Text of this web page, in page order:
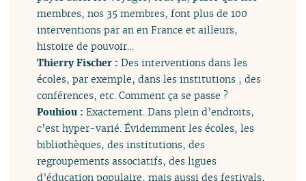
membres, nos 35 membres, font plus de 100
interventions par an en France et ailleurs,
histoire de pouvoir…
Thierry Fischer :Des interventions dans les
écoles, par exemple, dans les institutions ; des
conférences, etc. Comment ça se passe ?
Pouhiou :Exactement. Dans plein d’endroits,
c’est hyper-varié. Évidemment les écoles, les
bibliothèques, des institutions, des
regroupements associatifs, des ligues
d’éducation populaire, mais aussi des festivals,